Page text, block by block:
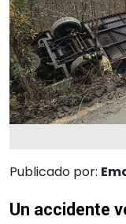
Publicado por:
Un accidente